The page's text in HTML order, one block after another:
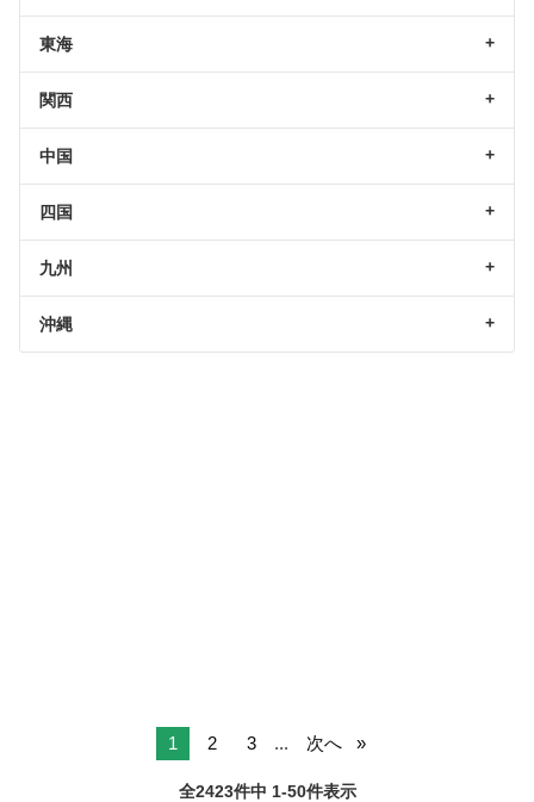
東海
関西
中国
四国
九州
沖縄
1 2 3 ... 次へ
全2423件中 1-50件表示